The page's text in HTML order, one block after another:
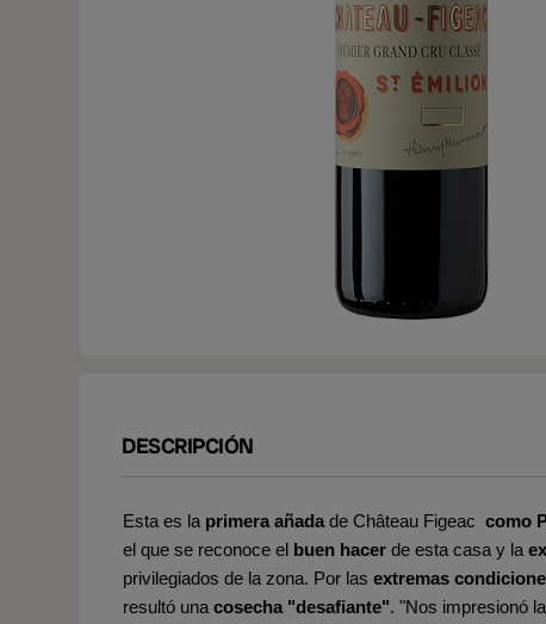
DESCRIPCIÓN
Esta es la primera añada de Château Figeac como
el que se reconoce el buen hacer de esta casa y la
privilegiados de la zona. Por las extremas
resultó una cosecha "desafiante". "Nos impresionó